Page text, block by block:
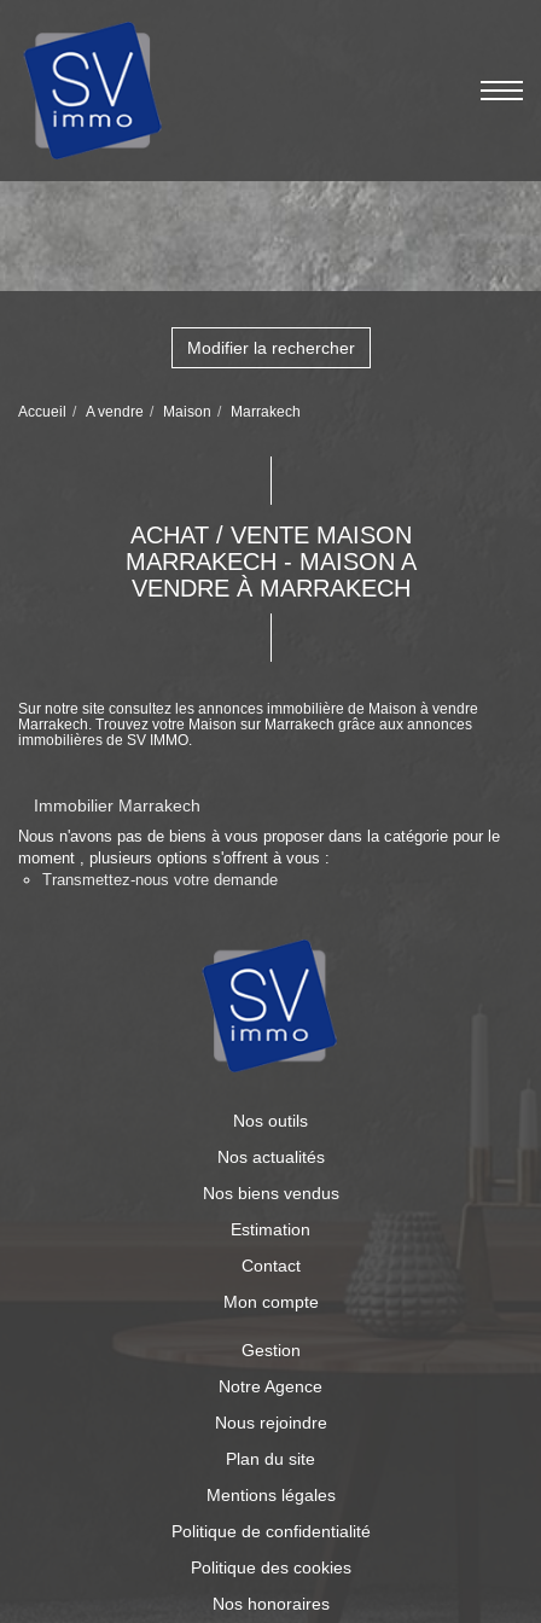
Modifier la rechercher
Accueil A vendre Maison Marrakech
ACHAT / VENTE MAISON
MARRAKECH - MAISON A
VENDRE À MARRAKECH
Sur notre site consultez les annonces immobilière de Maison à vendre
Marrakech. Trouvez votre Maison sur Marrakech grâce aux annonces
immobilières de SV IMMO.
Immobilier Marrakech
Nous n'avons pas de biens à vous proposer dans la catégorie pour le
moment , plusieurs options s'offrent à vous :
Transmettez-nous votre demande
Nos outils
Nos actualités
Nos biens vendus
Estimation
Contact
Mon compte
Gestion
Notre Agence
Nous rejoindre
Plan du site
Mentions légales
Politique de confidentialité
Politique des cookies
Nos honoraires